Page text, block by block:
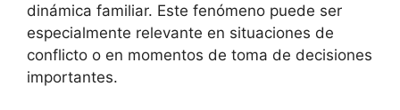
dinámica familiar. Este fenómeno puede ser
especialmente relevante en situaciones de
conflicto o en momentos de toma de decisiones
importantes.